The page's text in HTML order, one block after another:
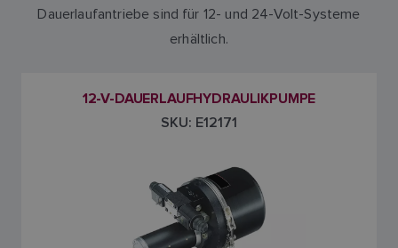
Dauerlaufantriebe sind für 12- und 24-Volt-Systeme
erhältlich.
12-V-DAUERLAUFHYDRAULIKPUMPE
SKU: E12171